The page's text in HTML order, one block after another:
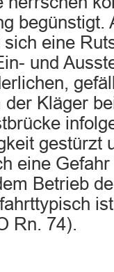
begünstigt.
eine
und
Kläger
gestürzt
eine
Betrieb
Rn. 74).